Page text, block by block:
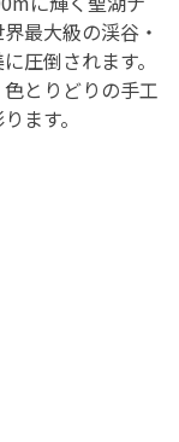
最大級の渓谷・
圧倒されます。
とりどりの手工
ます。